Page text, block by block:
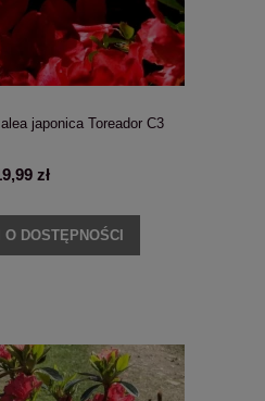
japonica Toreador C3
zł
O DOSTĘPNOŚCI